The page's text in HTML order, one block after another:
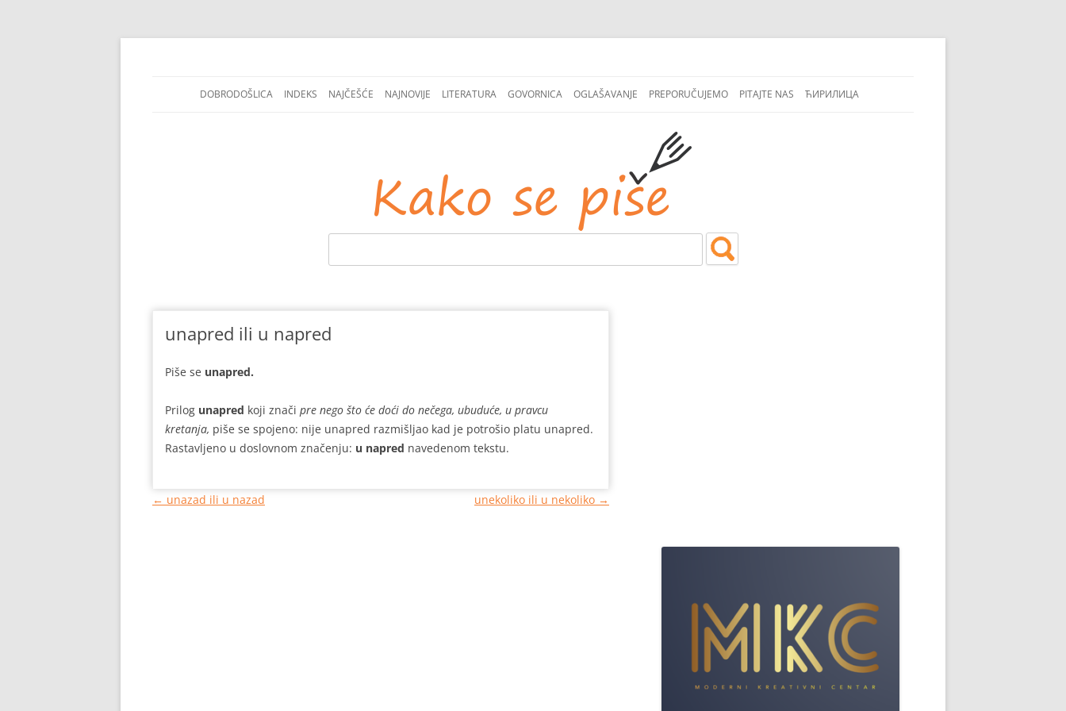
НА
DOBRODOŠLICA INDEKS NAJČEŠĆE NAJNOVIJE LITERATURA GOVORNICA OGLAŠAVANJE PREPORUČUJEMO PITAJTE NAS ЋИРИЛИЦА
unapred ili u napred
Piše se unapred.
Prilog unapred koji znači pre nego što će doći do nečega, ubuduće, u pravcu
kretanja, piše se spojeno: nije unapred razmišljao kad je potrošio platu unapred.
Rastavljeno u doslovnom značenju: u napred navedenom tekstu.
Кретање
← unazad ili u nazad unekoliko ili u nekoliko →